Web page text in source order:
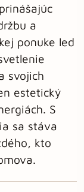
a
ponuke led
svojich
estetický
S
sa stáva
kto